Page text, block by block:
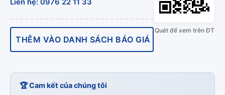
Liên hệ: 0976 22 11 33
THÊM VÀO DANH SÁCH BÁO GIÁ
Quét để xem trên ĐT
🏆 Cam kết của chúng tôi